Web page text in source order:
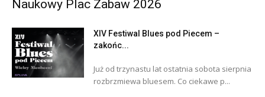
Naukowy Plac Zabaw 2026
XIV Festiwal Blues pod Piecem –
zakońc...
Już od trzynastu lat ostatnia sobota sierpnia
rozbrzmiewa bluesem. Co ciekawe p...